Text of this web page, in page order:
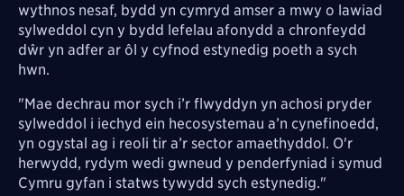
wythnos nesaf, bydd yn cymryd amser a mwy o lawiad
sylweddol cyn y bydd lefelau afonydd a chronfeydd
dŵr yn adfer ar ôl y cyfnod estynedig poeth a sych
hwn.
"Mae dechrau mor sych i’r flwyddyn yn achosi pryder
sylweddol i iechyd ein hecosystemau a’n cynefinoedd,
yn ogystal ag i reoli tir a’r sector amaethyddol. O'r
herwydd, rydym wedi gwneud y penderfyniad i symud
Cymru gyfan i statws tywydd sych estynedig."